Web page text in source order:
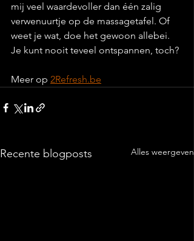
mij veel waardevoller dan één zalig
verwenuurtje op de massagetafel. Of
weet je wat, doe het gewoon allebei.
Je kunt nooit teveel ontspannen, toch?
Meer op 2Refresh.be
Recente blogposts Alles weergeven